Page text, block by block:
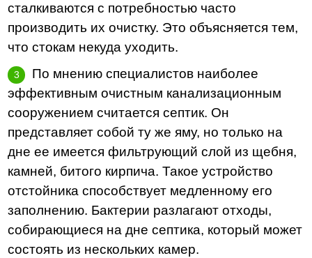
сталкиваются с потребностью часто
производить их очистку. Это объясняется тем,
что стокам некуда уходить.
По мнению специалистов наиболее
эффективным очистным канализационным
сооружением считается септик. Он
представляет собой ту же яму, но только на
дне ее имеется фильтрующий слой из щебня,
камней, битого кирпича. Такое устройство
отстойника способствует медленному его
заполнению. Бактерии разлагают отходы,
собирающиеся на дне септика, который может
состоять из нескольких камер.